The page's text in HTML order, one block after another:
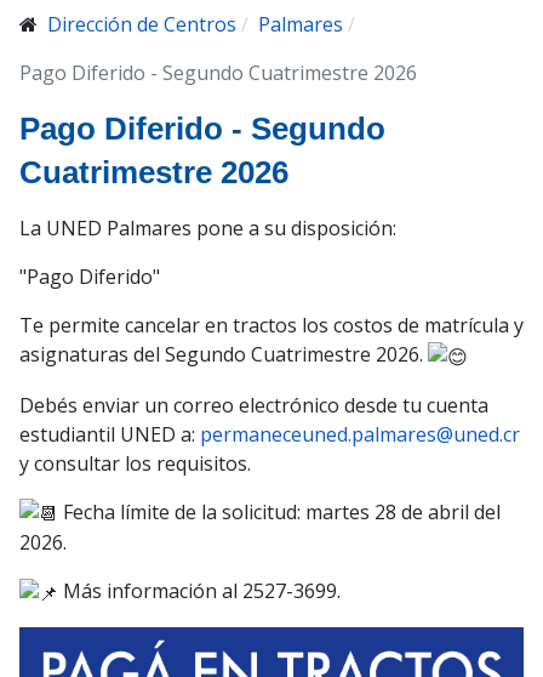
Dirección de Centros
Palmares
Pago Diferido - Segundo Cuatrimestre 2026
Pago Diferido - Segundo
Cuatrimestre 2026
La UNED Palmares pone a su disposición:
"Pago Diferido"
Te permite cancelar en tractos los costos de matrícula y
asignaturas del Segundo Cuatrimestre 2026.
Debés enviar un correo electrónico desde tu cuenta
estudiantil UNED a: permaneceuned.palmares@uned.cr
y consultar los requisitos.
Fecha límite de la solicitud: martes 28 de abril del
2026.
Más información al 2527-3699.